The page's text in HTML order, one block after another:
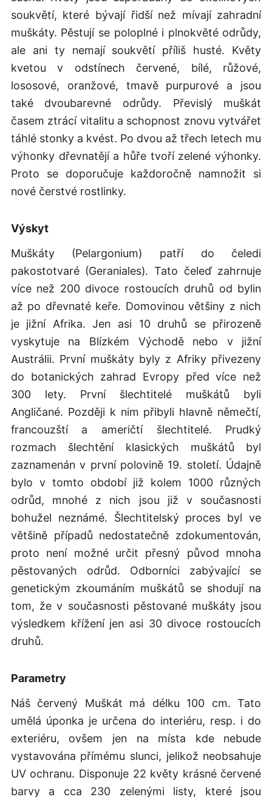
soukvětí, které bývají řidší než mívají zahradní
muškáty. Pěstují se poloplné i plnokvěté odrůdy,
ale ani ty nemají soukvětí příliš husté. Květy
kvetou v odstínech červené, bílé, růžové,
lososové, oranžové, tmavě purpurové a jsou
také dvoubarevné odrůdy. Převislý muškát
časem ztrácí vitalitu a schopnost znovu vytvářet
táhlé stonky a kvést. Po dvou až třech letech mu
výhonky dřevnatějí a hůře tvoří zelené výhonky.
Proto se doporučuje každoročně namnožit si
nové čerstvé rostlinky.
Výskyt
Muškáty (Pelargonium) patří do čeledi
pakostotvaré (Geraniales). Tato čeleď zahrnuje
více než 200 divoce rostoucích druhů od bylin
až po dřevnaté keře. Domovinou většiny z nich
je jižní Afrika. Jen asi 10 druhů se přirozeně
vyskytuje na Blízkém Východě nebo v jižní
Austrálii. První muškáty byly z Afriky přivezeny
do botanických zahrad Evropy před více než
300 lety. První šlechtitelé muškátů byli
Angličané. Později k nim přibyli hlavně němečtí,
francouzští a američtí šlechtitelé. Prudký
rozmach šlechtění klasických muškátů byl
zaznamenán v první polovině 19. století. Údajně
bylo v tomto období již kolem 1000 různých
odrůd, mnohé z nich jsou již v současnosti
bohužel neznámé. Šlechtitelský proces byl ve
většině případů nedostatečně zdokumentován,
proto není možné určit přesný původ mnoha
pěstovaných odrůd. Odborníci zabývající se
genetickým zkoumáním muškátů se shodují na
tom, že v současnosti pěstované muškáty jsou
výsledkem křížení jen asi 30 divoce rostoucích
druhů.
Parametry
Náš červený Muškát má délku 100 cm. Tato
umělá úponka je určena do interiéru, resp. i do
exteriéru, ovšem jen na místa kde nebude
vystavována přímému slunci, jelikož neobsahuje
UV ochranu. Disponuje 22 květy krásné červené
barvy a cca 230 zelenými listy, které jsou